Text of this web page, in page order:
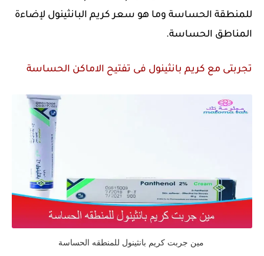
للمنطقة الحساسة وما هو سعر كريم البانثينول لإضاءة
المناطق الحساسة.
تجربتى مع كريم بانثينول فى تفتيح الاماكن الحساسة
مين جربت كريم بانثينول للمنطقه الحساسة